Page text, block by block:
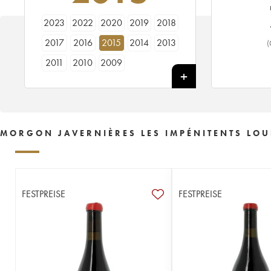
2023 2022 2020 2019
2018
2017
2016 2015 2014
2013
2011
2010 2009
MORGON JAVERNIÈRES LES IMPÉNITENTS
FESTPREISE FESTPREISE